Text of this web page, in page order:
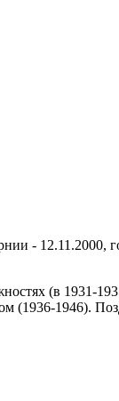
-
(в 1931-
(1936-1946).